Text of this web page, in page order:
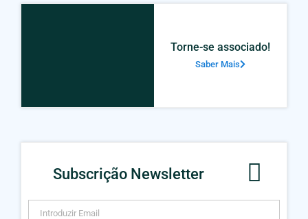
Torne-se associado!
Saber Mais
Subscrição Newsletter